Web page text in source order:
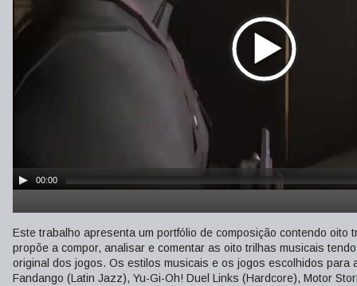
00:00
Este trabalho apresenta um portfólio de composição contendo
propõe a compor, analisar e comentar as oito trilhas musicais
original dos jogos. Os estilos musicais e os jogos escolhidos para
Fandango (Latin Jazz), Yu-Gi-Oh! Duel Links (Hardcore), Motor